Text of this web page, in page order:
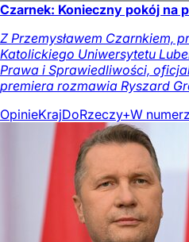
Czarnek: Konieczny pokój na
Z Przemysławem Czarnkiem,
Katolickiego Uniwersytetu
Prawa i Sprawiedliwości,
premiera rozmawia Ryszard
OpinieKrajDoRzeczy+W